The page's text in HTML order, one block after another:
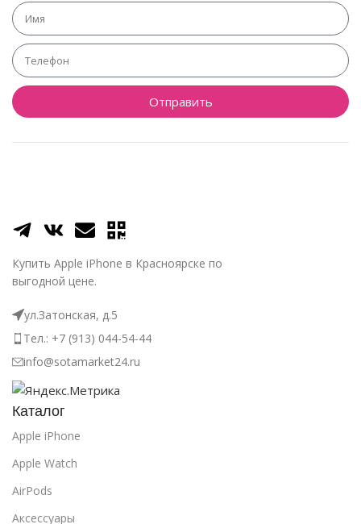
Отправить
Купить Apple iPhone в Красноярске по
выгодной цене.
ул.Затонская, д.5
Тел.: +7 (913) 044-54-44
info@sotamarket24.ru
Каталог
Apple iPhone
Apple Watch
AirPods
Аксессуары